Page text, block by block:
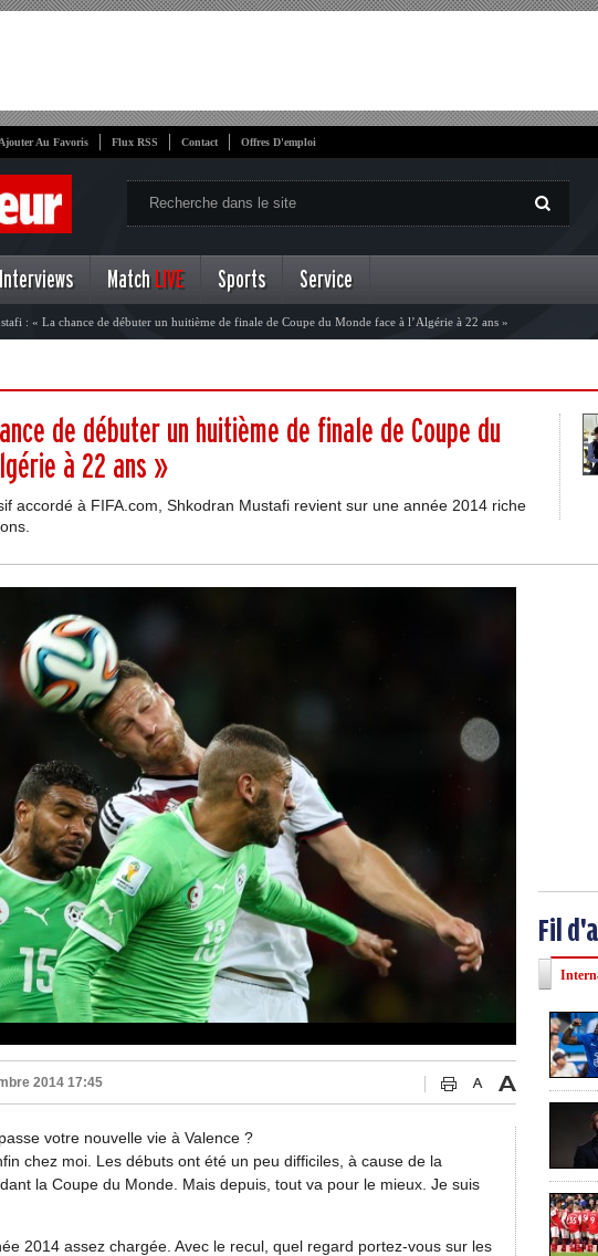
Ajouter Au Favoris Flux RSS Contact Offres D'emploi
Interviews Match LIVE Sports Service
: « La chance de débuter un huitième de finale de Coupe du Monde face à l’Algérie à 22 ans »
de débuter un huitième de finale de Coupe du
à 22 ans »
accordé à FIFA.com, Shkodran Mustafi revient sur une année 2014 riche
2014 17:45
votre nouvelle vie à Valence ?
chez moi. Les débuts ont été un peu difficiles, à cause de la
la Coupe du Monde. Mais depuis, tout va pour le mieux. Je suis
2014 assez chargée. Avec le recul, quel regard portez-vous sur les
Fil